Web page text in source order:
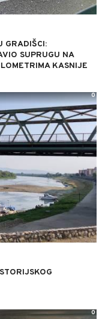
GRADIŠCI:
SUPRUGU NA
KASNIJE
0
0